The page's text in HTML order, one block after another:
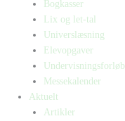
Bogkasser
Lix og let-tal
Universlæsning
Elevopgaver
Undervisningsforløb
Messekalender
Aktuelt
Artikler